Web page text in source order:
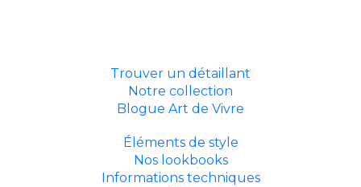
Trouver un détaillant
Notre collection
Blogue Art de Vivre
Éléments de style
Nos lookbooks
Informations techniques